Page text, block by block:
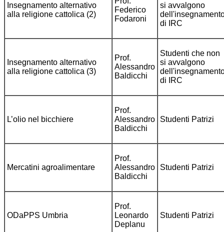
Insegnamento alternativo
alla religione cattolica (2)
Federico
Fodaroni
si avvalgono
di IRC
Insegnamento alternativo
alla religione cattolica (3)
Prof.
Alessandro
Baldicchi
Studenti che non
si avvalgono
di IRC
L’olio nel bicchiere
Prof.
Alessandro
Baldicchi
Studenti Patrizi
Mercatini agroalimentare
Prof.
Alessandro
Baldicchi
Studenti Patrizi
ODaPPS Umbria
Prof.
Leonardo
Deplanu
Studenti Patrizi